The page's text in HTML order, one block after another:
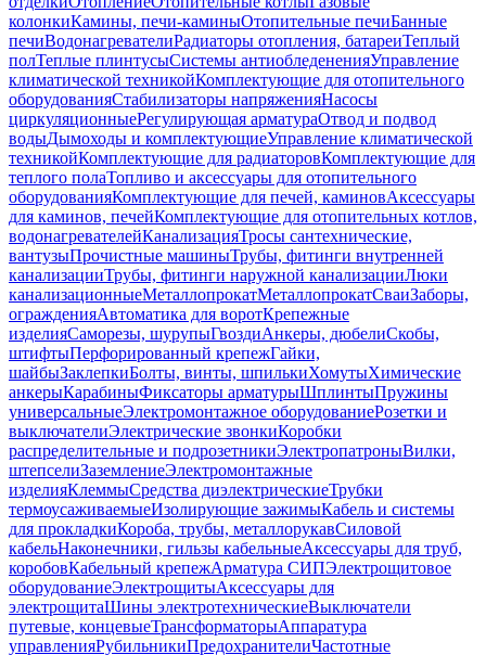
колонкиКамины, печи-каминыОтопительные печиБанные
печиВодонагревателиРадиаторы отопления, батареиТеплый
полТеплые плинтусыСистемы антиобледененияУправление
климатической техникойКомплектующие для отопительного
оборудованияСтабилизаторы напряженияНасосы
циркуляционныеРегулирующая арматураОтвод и подвод
водыДымоходы и комплектующиеУправление климатической
техникойКомплектующие для радиаторовКомплектующие для
теплого полаТопливо и аксессуары для отопительного
оборудованияКомплектующие для печей, каминовАксессуары
для каминов, печейКомплектующие для отопительных котлов,
водонагревателейКанализацияТросы сантехнические,
вантузыПрочистные машиныТрубы, фитинги внутренней
канализацииТрубы, фитинги наружной канализацииЛюки
канализационныеМеталлопрокатМеталлопрокатСваиЗаборы,
огражденияАвтоматика для воротКрепежные
изделияСаморезы, шурупыГвоздиАнкеры, дюбелиСкобы,
штифтыПерфорированный крепежГайки,
шайбыЗаклепкиБолты, винты, шпилькиХомутыХимические
анкерыКарабиныФиксаторы арматурыШплинтыПружины
универсальныеЭлектромонтажное оборудованиеРозетки и
выключателиЭлектрические звонкиКоробки
распределительные и подрозетникиЭлектропатроныВилки,
штепселиЗаземлениеЭлектромонтажные
изделияКлеммыСредства диэлектрическиеТрубки
термоусаживаемыеИзолирующие зажимыКабель и системы
для прокладкиКороба, трубы, металлорукавСиловой
кабельНаконечники, гильзы кабельныеАксессуары для труб,
коробовКабельный крепежАрматура СИПЭлектрощитовое
оборудованиеЭлектрощитыАксессуары для
электрощитаШины электротехническиеВыключатели
путевые, концевыеТрансформаторыАппаратура
управленияРубильникиПредохранителиЧастотные